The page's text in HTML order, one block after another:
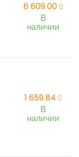
6 609,00
В
наличии
1 659,84
В
наличии